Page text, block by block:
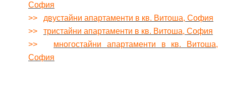
София
>> двустайни апартаменти в кв. Витоша, София
>> тристайни апартаменти в кв. Витоша, София
>> многостайни апартаменти в кв. Витоша,
София